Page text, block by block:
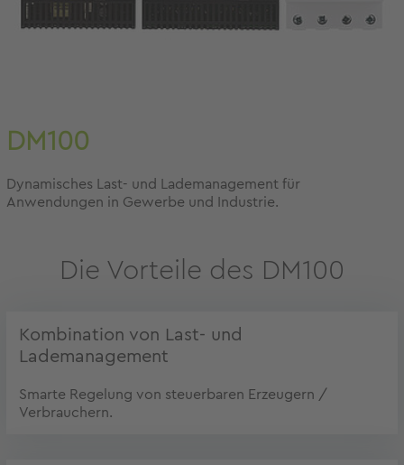
DM100
Dynamisches Last- und Lademanagement für
Anwendungen in Gewerbe und Industrie.
Die Vorteile des DM100
Kombination von Last- und
Lademanagement
Smarte Regelung von steuerbaren Erzeugern /
Verbrauchern.